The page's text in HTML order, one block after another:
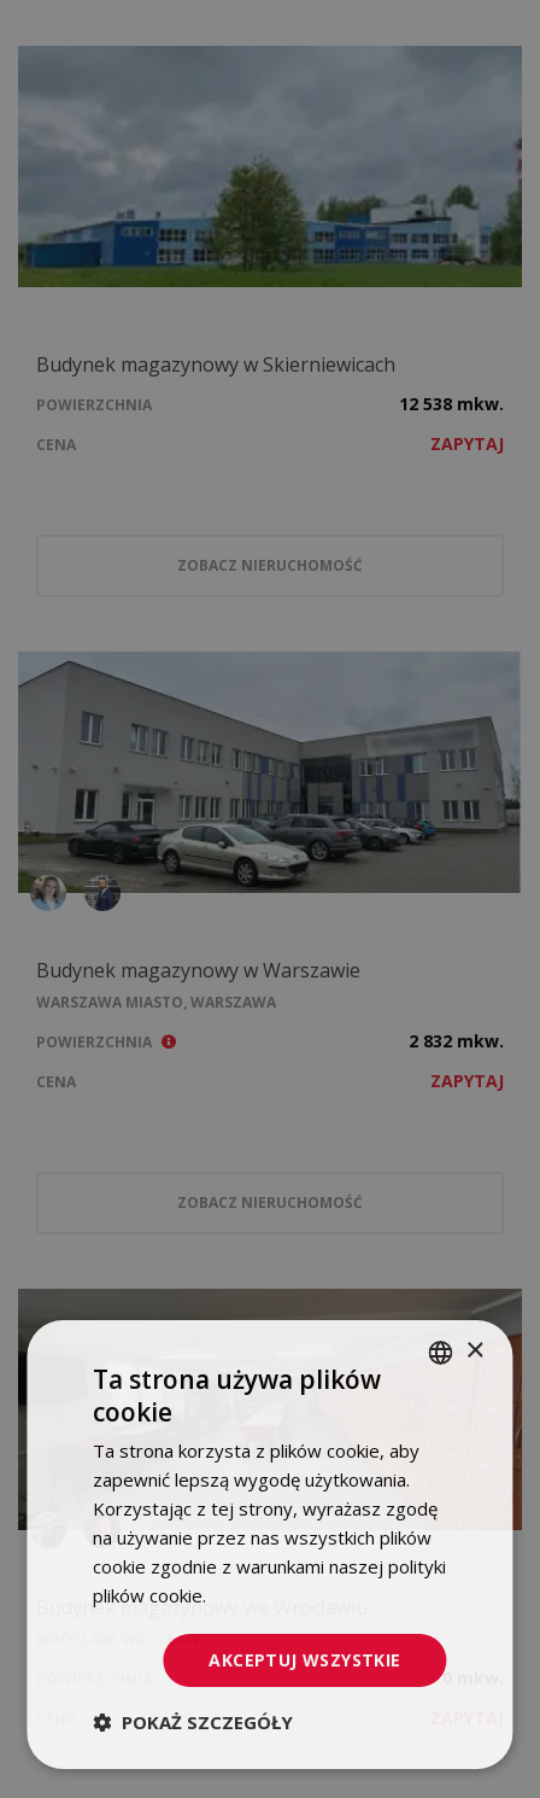
Budynek magazynowy w Skierniewicach
POWIERZCHNIA 12 538 mkw.
CENA ZAPYTAJ
ZOBACZ NIERUCHOMOŚĆ
Budynek magazynowy w Warszawie
WARSZAWA MIASTO, WARSZAWA
POWIERZCHNIA
2 832 mkw.
CENA ZAPYTAJ
ZOBACZ NIERUCHOMOŚĆ
Budynek magazynowy we Wrocławiu
WROCŁAW, WROCŁAW
0 mkw.
ENGLISH
×
Ta strona używa plików
cookie
Ta strona korzysta z plików cookie, aby
zapewnić lepszą wygodę użytkowania.
Korzystając z tej strony, wyrażasz zgodę
na używanie przez nas wszystkich plików
cookie zgodnie z warunkami naszej polityki
plików cookie.
AKCEPTUJ WSZYSTKIE
POKAŻ SZCZEGÓŁY